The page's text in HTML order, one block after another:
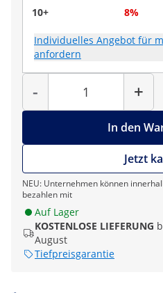
10+
8%
Individuelles Angebot für
anfordern
-
Menge
+
In den
Jetzt
NEU: Unternehmen können
bezahlen mit
Auf Lager
KOSTENLOSE LIEFERUNG
August
Tiefpreisgarantie